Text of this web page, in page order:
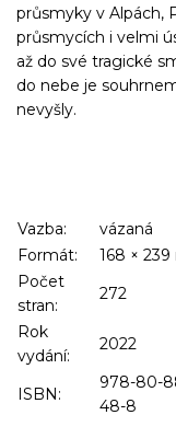
průsmyky v Alpách,
průsmycích i velmi
až do své tragické
do nebe je
nevyšly.
Vazba:
vázaná
Formát:
168 × 239
Počet
stran:
272
Rok
vydání:
2022
ISBN:
978-80-
48-8